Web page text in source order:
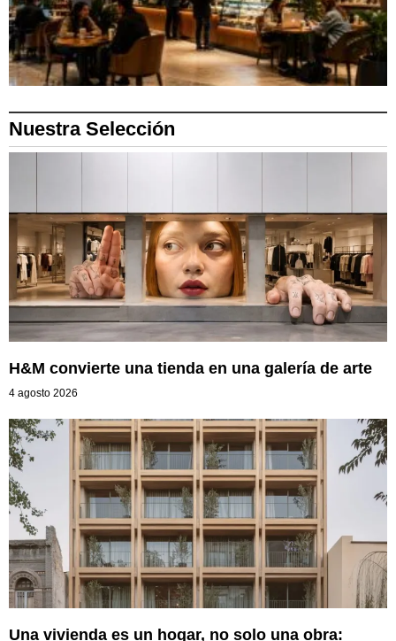
Nuestra Selección
H&M convierte una tienda en una galería de arte
4 agosto 2026
Una vivienda es un hogar, no solo una obra: